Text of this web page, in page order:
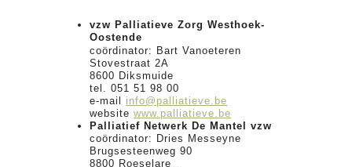
vzw Palliatieve Zorg Westhoek-
Oostende
coördinator: Bart Vanoeteren
Stovestraat 2A
8600 Diksmuide
tel. 051 51 98 00
e-mail info@palliatieve.be
website www.palliatieve.be
Palliatief Netwerk De Mantel vzw
coördinator: Dries Messeyne
Brugsesteenweg 90
8800 Roeselare